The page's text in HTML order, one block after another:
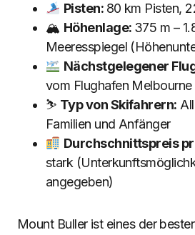
Pisten: 80 km Pisten,
🏔 Höhenlage: 375 m –
Meeresspiegel
Nächstgelegener
vom Flughafen Melbourne
⛷ Typ von Skifahrern:
Familien und Anfänger
Durchschnittspreis
stark
angegeben)
Mount Buller ist eines der